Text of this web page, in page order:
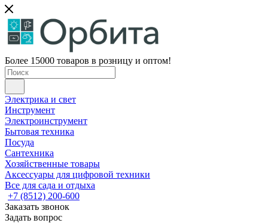
Более 15000 товаров в розницу и оптом!
Электрика и свет
Инструмент
Электроинструмент
Бытовая техника
Посуда
Сантехника
Хозяйственные товары
Аксессуары для цифровой техники
Все для сада и отдыха
+7 (8512) 200-600
Заказать звонок
Задать вопрос